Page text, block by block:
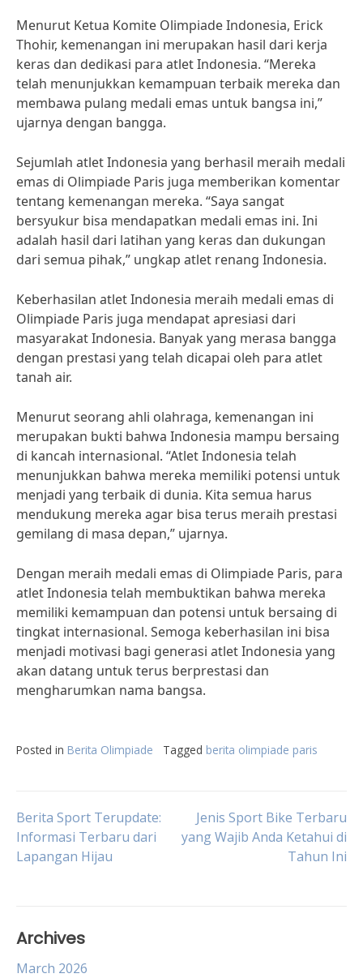
Menurut Ketua Komite Olimpiade Indonesia, Erick
Thohir, kemenangan ini merupakan hasil dari kerja
keras dan dedikasi para atlet Indonesia. “Mereka
telah menunjukkan kemampuan terbaik mereka dan
membawa pulang medali emas untuk bangsa ini,”
ujarnya dengan bangga.
Sejumlah atlet Indonesia yang berhasil meraih medali
emas di Olimpiade Paris juga memberikan komentar
tentang kemenangan mereka. “Saya sangat
bersyukur bisa mendapatkan medali emas ini. Ini
adalah hasil dari latihan yang keras dan dukungan
dari semua pihak,” ungkap atlet renang Indonesia.
Keberhasilan atlet Indonesia meraih medali emas di
Olimpiade Paris juga mendapat apresiasi dari
masyarakat Indonesia. Banyak yang merasa bangga
dengan prestasi yang telah dicapai oleh para atlet
tanah air.
Menurut seorang ahli olahraga, kemenangan ini
merupakan bukti bahwa Indonesia mampu bersaing
di kancah internasional. “Atlet Indonesia telah
menunjukkan bahwa mereka memiliki potensi untuk
menjadi yang terbaik di dunia. Kita semua harus
mendukung mereka agar bisa terus meraih prestasi
gemilang di masa depan,” ujarnya.
Dengan meraih medali emas di Olimpiade Paris, para
atlet Indonesia telah membuktikan bahwa mereka
memiliki kemampuan dan potensi untuk bersaing di
tingkat internasional. Semoga keberhasilan ini bisa
menjadi motivasi bagi generasi atlet Indonesia yang
akan datang untuk terus berprestasi dan
mengharumkan nama bangsa.
Posted in Berita Olimpiade Tagged berita olimpiade paris
Post
navigation
Berita Sport Terupdate:
Informasi Terbaru dari
Lapangan Hijau
Jenis Sport Bike Terbaru
yang Wajib Anda Ketahui di
Tahun Ini
Archives
March 2026